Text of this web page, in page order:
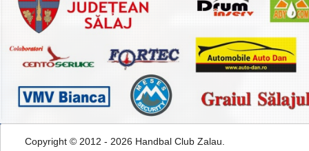
Copyright © 2012 - 2026 Handbal Club Zalau.